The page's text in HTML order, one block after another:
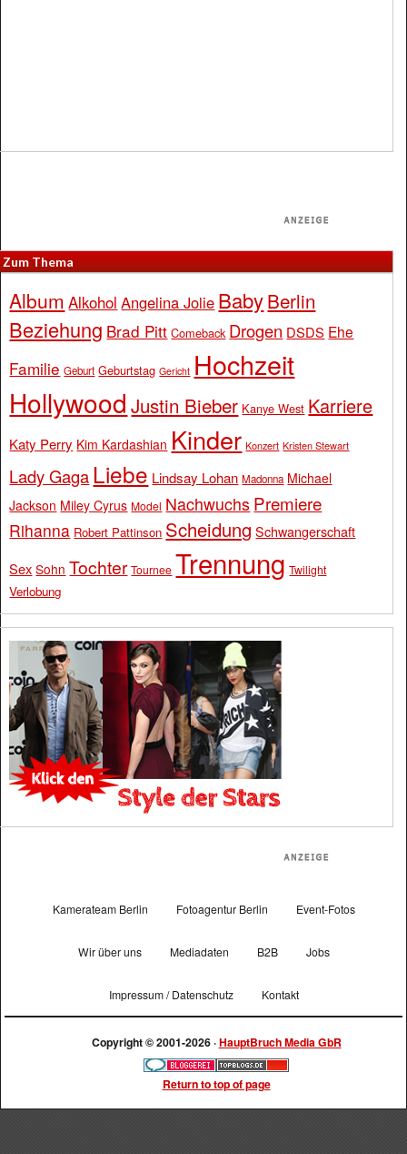
Zum Thema
Album Alkohol Angelina Jolie BabyBerlin
Beziehung Brad Pitt Comeback Drogen DSDS Ehe
Familie Geburt Geburtstag Gericht Hochzeit
Hollywood Justin Bieber Kanye West Karriere
Katy Perry Kim Kardashian Kinder Konzert Kristen Stewart
Lady Gaga Liebe Lindsay Lohan Madonna Michael
Jackson Miley Cyrus Model Nachwuchs Premiere
Rihanna Robert Pattinson Scheidung Schwangerschaft
Sex Sohn Tochter Tournee Trennung Twilight
Verlobung
Kamerateam Berlin Fotoagentur Berlin Event-Fotos
Wir über uns Mediadaten B2B Jobs
Impressum / Datenschutz Kontakt
Copyright © 2001-2026 ·HauptBruch Media GbR
Return to top of page